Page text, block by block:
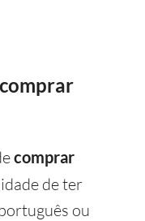
comprar
de ter
ou